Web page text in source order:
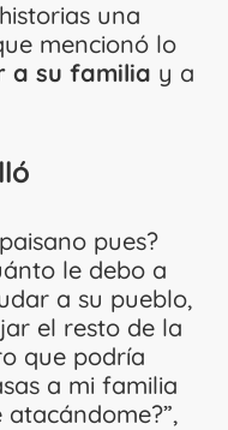
una
mencionó lo
a su familia y a
pues?
le debo a
a su pueblo,
el resto de la
que podría
a mi familia